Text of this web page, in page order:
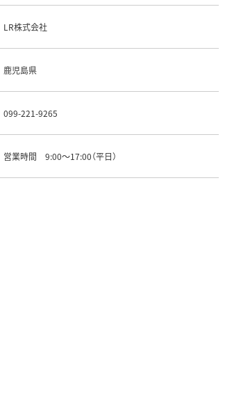
LR株式会社
鹿児島県
099-221-9265
営業時間 9:00～17:00（平日）